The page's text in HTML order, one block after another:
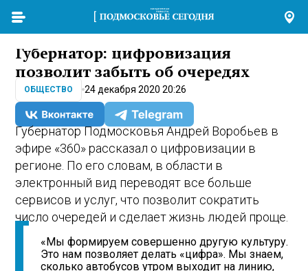
Губернатор: цифровизация
позволит забыть об очередях
ОБЩЕСТВО 24 декабря 2020 20:26
Губернатор Подмосковья Андрей Воробьев в
эфире «360» рассказал о цифровизации в
регионе. По его словам, в области в
электронный вид переводят все больше
сервисов и услуг, что позволит сократить
число очередей и сделает жизнь людей проще.
«Мы формируем совершенно другую культуру.
Это нам позволяет делать «цифра». Мы знаем,
сколько автобусов утром выходит на линию,